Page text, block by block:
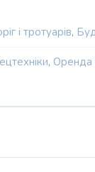
і тротуарів,
, Оренда